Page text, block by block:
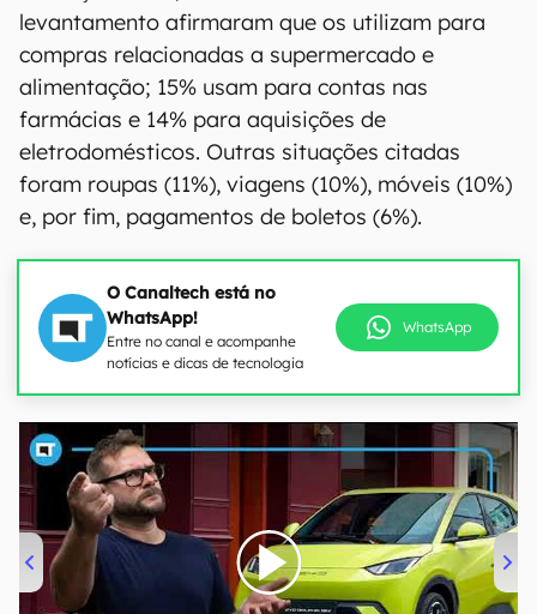
levantamento afirmaram que os utilizam para
compras relacionadas a supermercado e
alimentação; 15% usam para contas nas
farmácias e 14% para aquisições de
eletrodomésticos. Outras situações citadas
foram roupas (11%), viagens (10%), móveis (10%)
e, por fim, pagamentos de boletos (6%).
O Canaltech está no
WhatsApp!
Entre no canal e acompanhe
notícias e dicas de tecnologia
WhatsApp